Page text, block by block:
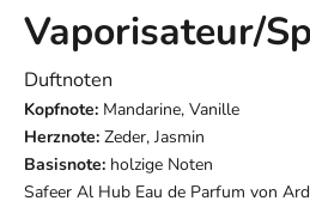
Vaporisateur/
Duftnoten
Kopfnote: Mandarine, Vanille
Herznote: Zeder, Jasmin
Basisnote: holzige Noten
Safeer Al Hub Eau de Parfum von